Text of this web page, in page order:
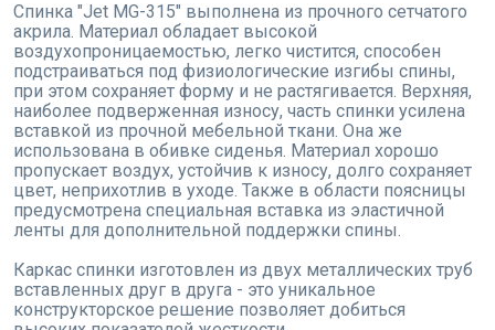
Спинка "Jet MG-315" выполнена из прочного сетчатого
акрила. Материал обладает высокой
воздухопроницаемостью, легко чистится, способен
подстраиваться под физиологические изгибы спины,
при этом сохраняет форму и не растягивается. Верхняя,
наиболее подверженная износу, часть спинки усилена
вставкой из прочной мебельной ткани. Она же
использована в обивке сиденья. Материал хорошо
пропускает воздух, устойчив к износу, долго сохраняет
цвет, неприхотлив в уходе. Также в области поясницы
предусмотрена специальная вставка из эластичной
ленты для дополнительной поддержки спины.
Каркас спинки изготовлен из двух металлических труб
вставленных друг в друга - это уникальное
конструкторское решение позволяет добиться